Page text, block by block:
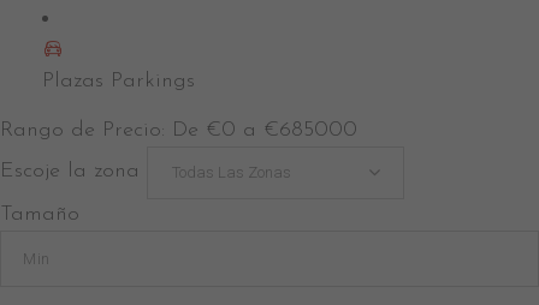
Plazas Parkings
Rango de Precio: De €0 a €685000
Escoje la zona
Todas Las Zonas
Tamaño